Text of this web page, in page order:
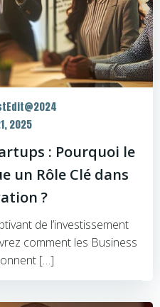
2025
: Pourquoi le
un Rôle Clé dans
?
de l’investissement
comment les Business
[…]